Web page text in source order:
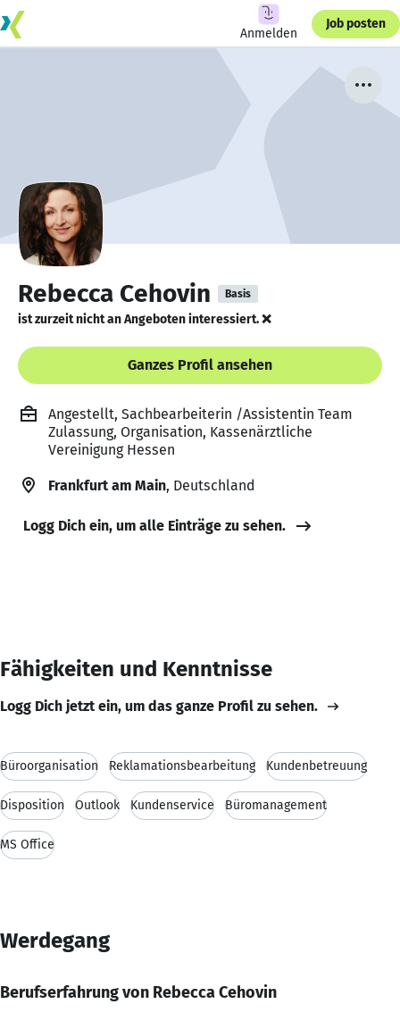
Anmelden
Job posten
Rebecca Cehovin Basis
ist zurzeit nicht an Angeboten interessiert. ❌
Ganzes Profil ansehen
Angestellt, Sachbearbeiterin /Assistentin Team
Zulassung, Organisation, Kassenärztliche
Vereinigung Hessen
Frankfurt am Main, Deutschland
Logg Dich ein, um alle Einträge zu sehen.
Fähigkeiten und Kenntnisse
Logg Dich jetzt ein, um das ganze Profil zu sehen.
Büroorganisation Reklamationsbearbeitung Kundenbetreuung
Disposition Outlook Kundenservice Büromanagement
MS Office
Werdegang
Berufserfahrung von Rebecca Cehovin